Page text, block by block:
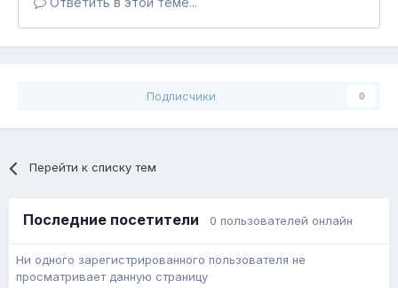
Подписчики 0
Перейти к списку тем
Последние посетители 0 пользователей онлайн
Ни одного зарегистрированного пользователя не
просматривает данную страницу